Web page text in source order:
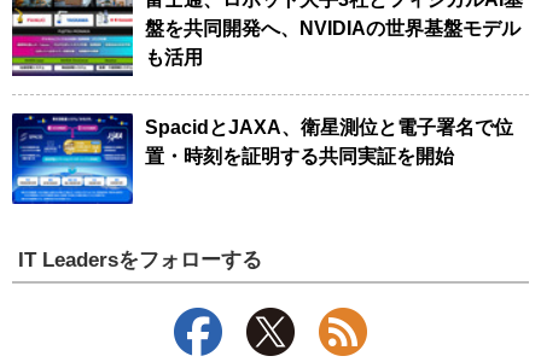
盤を共同開発へ、NVIDIAの世界基盤モデル
も活用
SpacidとJAXA、衛星測位と電子署名で位
置・時刻を証明する共同実証を開始
IT Leadersをフォローする